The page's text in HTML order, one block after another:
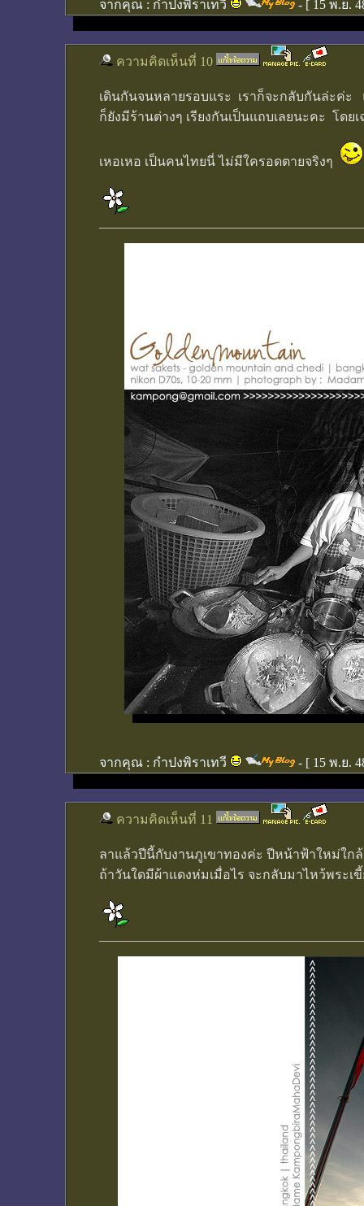
จากคุณ : กำปงพิราเทวี - [ 15 พ.ย.
ความคิดเห็นที่ 10
เดินกันจนหลายรอบแระ เราก็จะกลับกันล่ะค่
ก็ยังมีร้านต่างๆ เรียงกันเป็นแถบเลยนะคะ โด
เหอเหอ เป็นคนไทยนี่ ไม่มีใครอดตายจริงๆ
จากคุณ : กำปงพิราเทวี - [ 15 พ.ย.
ความคิดเห็นที่ 11
ลาแล้วปีนี้กับงานภูเขาทองค่ะ ปีหน้าฟ้าใหม่ใก
ถ้าวันใดมีผ้าแดงห่มเมื่อไร จะกลับมาไหว้พระเ